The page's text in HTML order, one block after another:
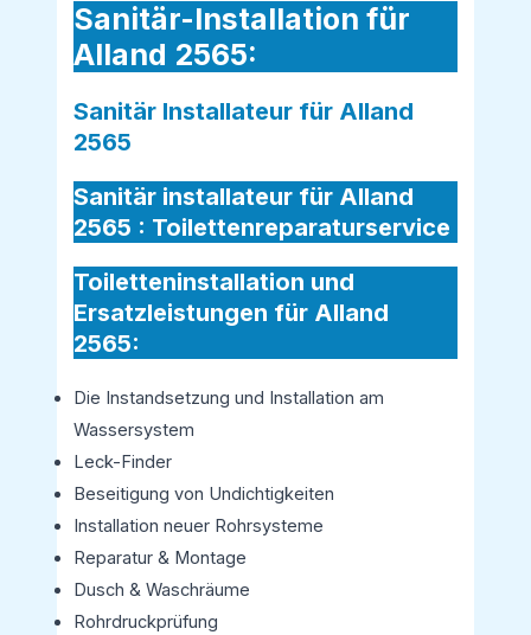
Sanitär-Installation für
Alland 2565:
Sanitär Installateur für Alland
2565
Sanitär installateur für Alland
2565 : Toilettenreparaturservice
Toiletteninstallation und
Ersatzleistungen für Alland
2565:
Die Instandsetzung und Installation am
Wassersystem
Leck-Finder
Beseitigung von Undichtigkeiten
Installation neuer Rohrsysteme
Reparatur & Montage
Dusch & Waschräume
Rohrdruckprüfung